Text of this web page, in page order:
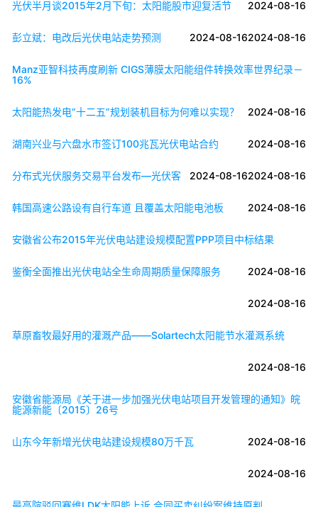
2024-08-16
光伏半月谈2015年2月下旬：太阳能股市迎复活节
2024-08-16
彭立斌：电改后光伏电站走势预测 2024-08-16
Manz亚智科技再度刷新 CIGS薄膜太阳能组件转换效率世界纪录－
16%
2024-08-16
太阳能热发电“十二五”规划装机目标为何难以实现？
2024-08-16
湖南兴业与六盘水市签订100兆瓦光伏电站合约
2024-08-16
分布式光伏服务交易平台发布—光伏客 2024-08-16
韩国高速公路设有自行车道 且覆盖太阳能电池板 2024-08-16
安徽省公布2015年光伏电站建设规模配置PPP项目中标结果
2024-08-16
鉴衡全面推出光伏电站全生命周期质量保障服务
2024-08-16
草原畜牧最好用的灌溉产品——Solartech太阳能节水灌溉系统
2024-08-16
安徽省能源局《关于进一步加强光伏电站项目开发管理的通知》皖
能源新能〔2015〕26号
2024-08-16
山东今年新增光伏电站建设规模80万千瓦
2024-08-16